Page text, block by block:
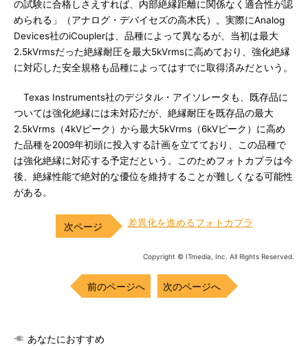
の試験に合格しさえすれば、内部絶縁距離に関係なく適合性が認
められる」（アナログ・デバイセズの高木氏）。実際にAnalog
Devices社のiCouplerは、品種によって異なるが、当初は最大
2.5kVrmsだった絶縁耐圧を最大5kVrmsに高めており、強化絶縁
に対応した安全規格も品種によってはすでに取得済みだという。
Texas Instruments社のデジタル・アイソレータも、既存品に
ついては強化絶縁には未対応だが、絶縁耐圧を既存品の最大
2.5kVrms（4kVピーク）から最大5kVrms（6kVピーク）に高め
た品種を2009年初頭に投入する計画を立てており、この品種で
は強化絶縁に対応する予定だという。このためフォトカプラは今
後、絶縁性能で絶対的な優位を維持することが難しくなる可能性
がある。
差異化を進めるフォトカプラ
Copyright © ITmedia, Inc. All Rights Reserved.
前のページへ 次のページへ
あなたにおすすめ